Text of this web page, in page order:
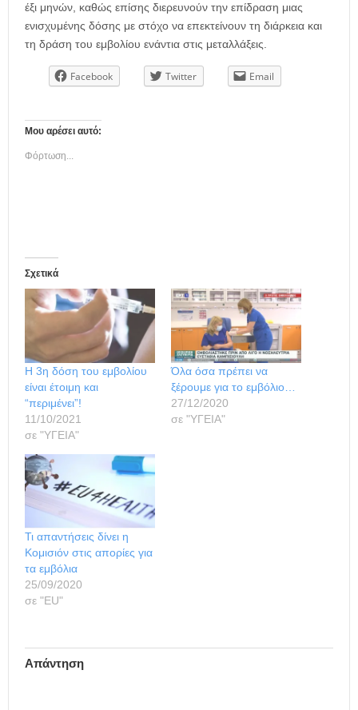
έξι μηνών, καθώς επίσης διερευνούν την επίδραση μιας
ενισχυμένης δόσης με στόχο να επεκτείνουν τη διάρκεια και
τη δράση του εμβολίου ενάντια στις μεταλλάξεις.
Facebook Twitter Email
Μου αρέσει αυτό:
Φόρτωση...
Σχετικά
Η 3η δόση του εμβολίου
είναι έτοιμη και
“περιμένει”!
11/10/2021
σε "ΥΓΕΙΑ"
Όλα όσα πρέπει να
ξέρουμε για το εμβόλιο…
27/12/2020
σε "ΥΓΕΙΑ"
Τι απαντήσεις δίνει η
Κομισιόν στις απορίες για
τα εμβόλια
25/09/2020
σε "ΕU"
Απάντηση